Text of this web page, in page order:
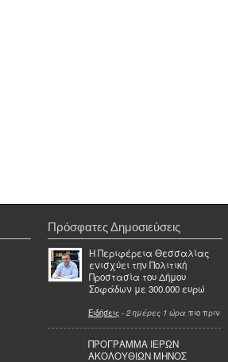
Πρόσφατες Δημοσιεύσεις
Η Περιφέρεια Θεσσαλίας
ενισχύει την Πολιτική
Προστασία του Δήμου
Σοφάδων με 300.000 ευρώ
Ειδήσεις - 2 ημέρες 1 ώρα πιο πριν
ΠΡΟΓΡΑΜΜΑ ΙΕΡΩΝ
ΑΚΟΛΟΥΘΙΩΝ ΜΗΝΟΣ